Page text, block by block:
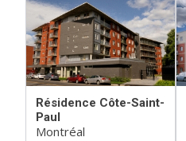
Résidence Côte-Saint-
Paul
Montréal